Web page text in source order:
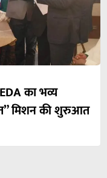
का भव्य
मिशन की शुरुआत